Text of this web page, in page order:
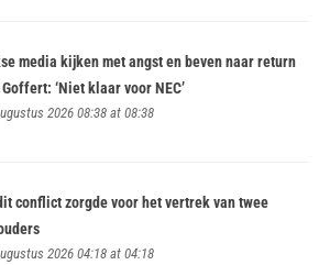
media kijken met angst en beven naar return
‘Niet klaar voor NEC’
2026 08:38 at 08:38
conflict zorgde voor het vertrek van twee
2026 04:18 at 04:18